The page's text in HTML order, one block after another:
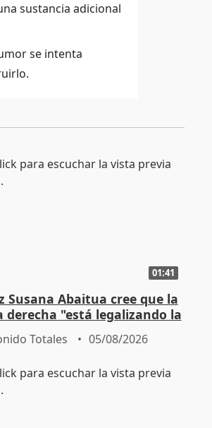
sustancia adicional
se intenta
01:41
Susana Abaitua cree que la
derecha "está legalizando la
Totales 05/08/2026